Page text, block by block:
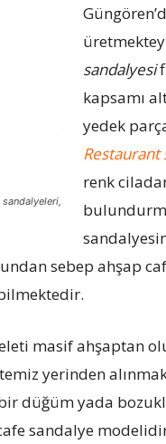
sandalyesi
kapsamı
yedek
Restaurant
renk
sebep ahşap
masif ahşaptan
yerinden
düğüm yada
sandalye